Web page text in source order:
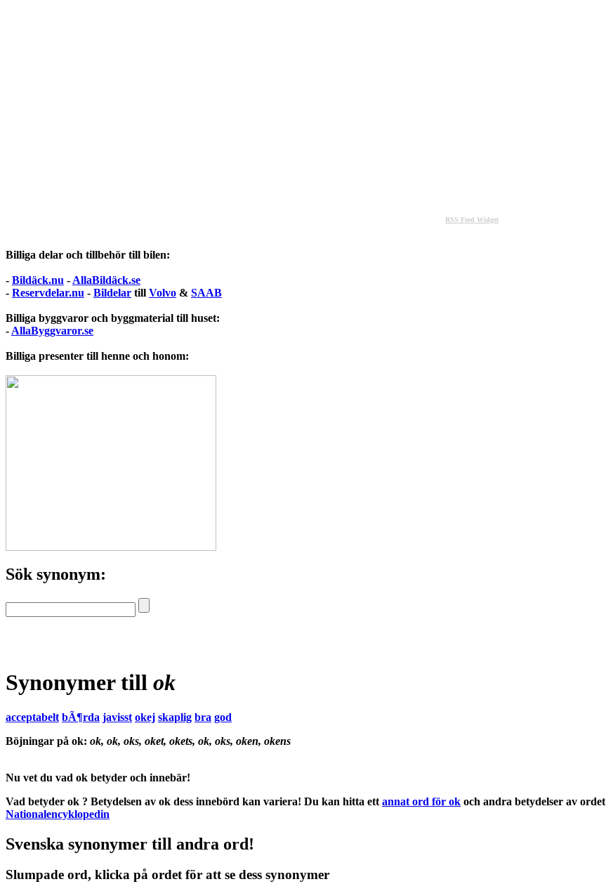
RSS Feed Widget
Billiga delar och tillbehör till bilen:
- Bildäck.nu - AllaBildäck.se
- Reservdelar.nu - Bildelar till Volvo & SAAB
Billiga byggvaror och byggmaterial till huset:
- AllaByggvaror.se
Billiga presenter till henne och honom:
Sök synonym:
Synonymer till ok
acceptabelt bÃ¶rda javisst okej skaplig bra god
Böjningar på ok: ok, ok, oks, oket, okets, ok, oks, oken, okens
Nu vet du vad ok betyder och innebär!
Vad betyder ok ? Betydelsen av ok dess innebörd kan variera! Du kan hitta ett annat ord för ok och andra betydelser av ordet
Nationalencyklopedin
Svenska synonymer till andra ord!
Slumpade ord, klicka på ordet för att se dess synonymer